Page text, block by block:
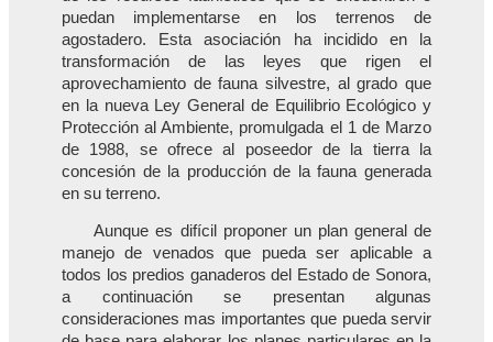
puedan implementarse en los terrenos de
agostadero. Esta asociación ha incidido en la
transformación de las leyes que rigen el
aprovechamiento de fauna silvestre, al grado que
en la nueva Ley General de Equilibrio Ecológico y
Protección al Ambiente, promulgada el 1 de Marzo
de 1988, se ofrece al poseedor de la tierra la
concesión de la producción de la fauna generada
en su terreno.
Aunque es difícil proponer un plan general de
manejo de venados que pueda ser aplicable a
todos los predios ganaderos del Estado de Sonora,
a continuación se presentan algunas
consideraciones mas importantes que pueda servir